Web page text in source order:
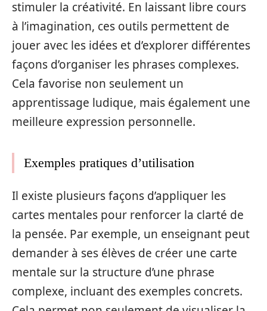
stimuler la créativité. En laissant libre cours
à l’imagination, ces outils permettent de
jouer avec les idées et d’explorer différentes
façons d’organiser les phrases complexes.
Cela favorise non seulement un
apprentissage ludique, mais également une
meilleure expression personnelle.
Exemples pratiques d’utilisation
Il existe plusieurs façons d’appliquer les
cartes mentales pour renforcer la clarté de
la pensée. Par exemple, un enseignant peut
demander à ses élèves de créer une carte
mentale sur la structure d’une phrase
complexe, incluant des exemples concrets.